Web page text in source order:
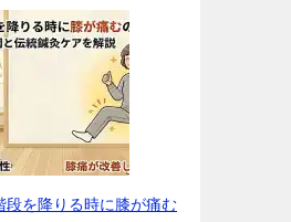
段を降りる時に膝が痛む